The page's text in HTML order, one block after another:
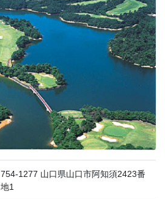
754-1277 山口県山口市阿知須2423番
地1